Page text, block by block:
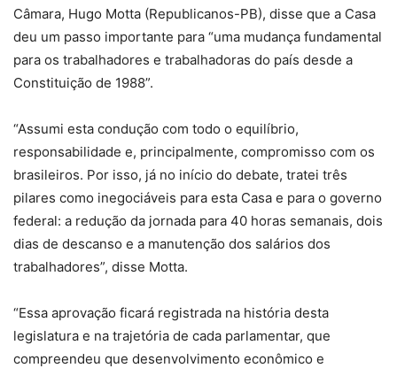
Câmara, Hugo Motta (Republicanos-PB), disse que a Casa
deu um passo importante para “uma mudança fundamental
para os trabalhadores e trabalhadoras do país desde a
Constituição de 1988”.
“Assumi esta condução com todo o equilíbrio,
responsabilidade e, principalmente, compromisso com os
brasileiros. Por isso, já no início do debate, tratei três
pilares como inegociáveis para esta Casa e para o governo
federal: a redução da jornada para 40 horas semanais, dois
dias de descanso e a manutenção dos salários dos
trabalhadores”, disse Motta.
“Essa aprovação ficará registrada na história desta
legislatura e na trajetória de cada parlamentar, que
compreendeu que desenvolvimento econômico e